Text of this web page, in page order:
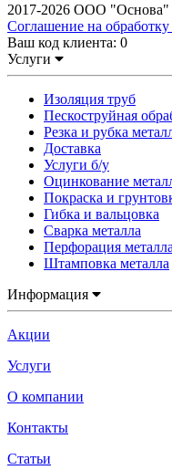
2017-2026 ООО "Основа"
Соглашение на
Ваш код клиента: 0
Услуги
Изоляция труб
Пескоструйная
Резка и рубка
Доставка
Услуги б/у
Оцинкование
Покраска и
Гибка и вальцовка
Сварка металла
Перфорация металла
Штамповка металла
Информация
Акции
Услуги
О компании
Контакты
Статьи